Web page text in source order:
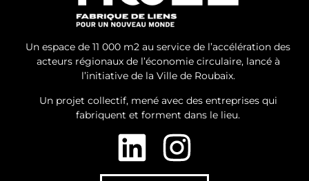
Un espace de 11 000 m2 au service de l’accélération des
acteurs régionaux de l’économie circulaire, lancé à
l’initiative de la Ville de Roubaix.
Un projet collectif, mené avec des entreprises qui
fabriquent et forment dans le lieu.